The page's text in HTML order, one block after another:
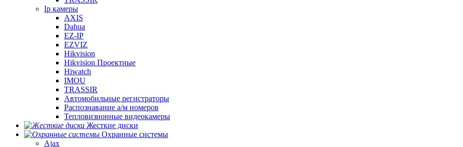
Ip камеры
AXIS
Dahua
EZ-IP
EZVIZ
Hikvision
Hikvision Проектные
Hiwatch
IMOU
TRASSIR
Автомобильные регистраторы
Распознавание а/м номеров
Тепловизионные видеокамеры
Жесткие диски
Охранные системы
Ajax